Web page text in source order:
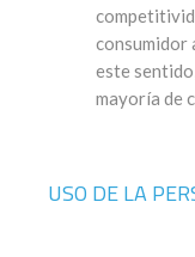
consumidor
este
mayoría de
USO DE LA